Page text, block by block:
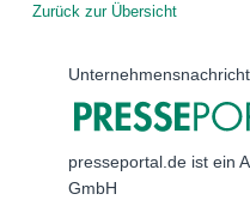
Zurück zur Übersicht
presseportal.de ist ein
GmbH